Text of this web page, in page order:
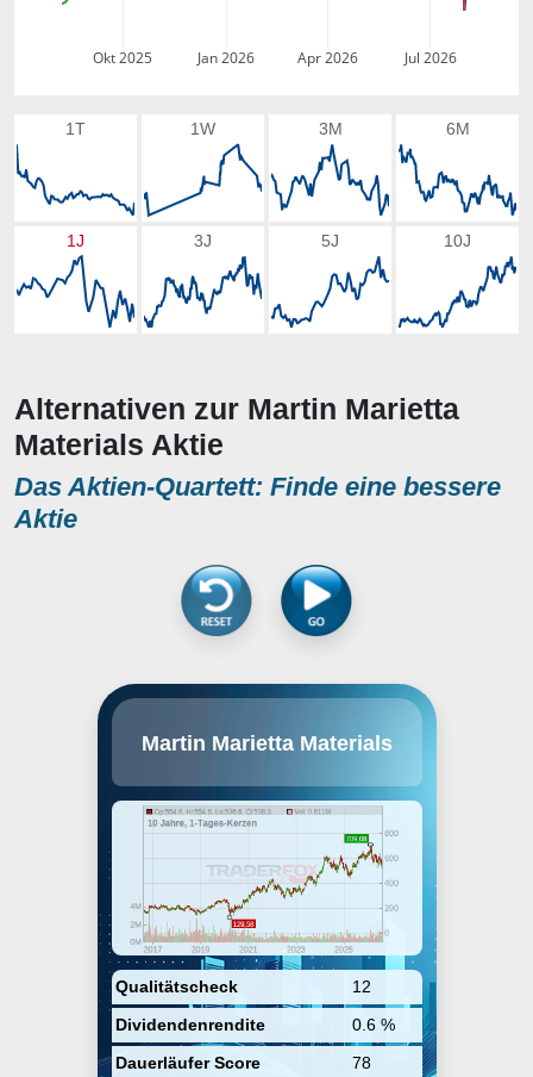
Okt 2025 Jan 2026 Apr 2026 Jul 2026
1T 1W 3M 6M
1J 3J 5J 10J
Alternativen zur Martin Marietta
Materials Aktie
Das Aktien-Quartett: Finde eine bessere
Aktie
Martin Marietta Materials
Qualitätscheck
12
Dividendenrendite
0.6 %
Dauerläufer Score
78
engages in the provision of
stone, sand, and gravel through
its network of quarries and
distribution yards. It operates
through the following
geographical segments: East
Group and West Group. The East
Group segments provide
aggregated products only. The
West Group offers aggregates, as
well as cement and downstream
products including mixed
concrete, asphalt, and paving
services. The company was
founded in November 1993 and is
headquartered in Raleigh, NC.